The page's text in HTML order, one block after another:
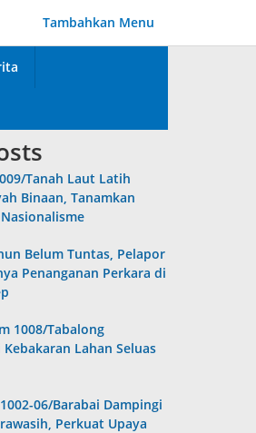
Tambahkan Menu
Tanah Laut Latih
Binaan, Tanamkan
Belum Tuntas, Pelapor
Penanganan Perkara di
1008/Tabalong
Lahan Seluas
06/Barabai Dampingi
Perkuat Upaya